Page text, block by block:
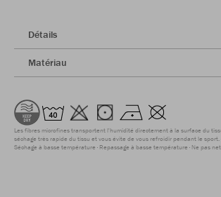
Détails
Matériau
Les fibres microfines transportent l'humidité directement à la surface du
séchage très rapide du tissu et vous évite de vous refroidir pendant le sport.
Séchage à basse température Repassage à basse température Ne pas